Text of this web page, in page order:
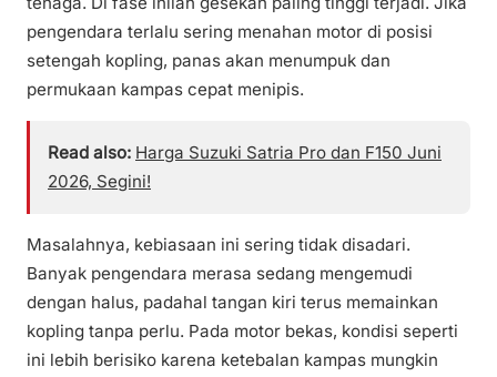
pengendara terlalu sering menahan motor di posisi
setengah kopling, panas akan menumpuk dan
permukaan kampas cepat menipis.
Read also: Harga Suzuki Satria Pro dan F150 Juni
2026, Segini!
Masalahnya, kebiasaan ini sering tidak disadari.
Banyak pengendara merasa sedang mengemudi
dengan halus, padahal tangan kiri terus memainkan
kopling tanpa perlu. Pada motor bekas, kondisi seperti
ini lebih berisiko karena ketebalan kampas mungkin